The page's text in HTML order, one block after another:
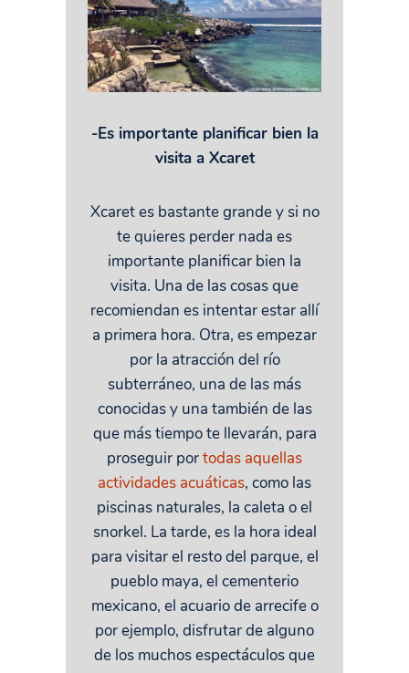
-Es importante planificar bien la
visita a Xcaret
Xcaret es bastante grande y si no
te quieres perder nada es
importante planificar bien la
visita. Una de las cosas que
recomiendan es intentar estar allí
a primera hora. Otra, es empezar
por la atracción del río
subterráneo, una de las más
conocidas y una también de las
que más tiempo te llevarán, para
proseguir portodas aquellas
actividades acuáticas, como las
piscinas naturales, la caleta o el
snorkel. La tarde, es la hora ideal
para visitar el resto del parque, el
pueblo maya, el cementerio
mexicano, el acuario de arrecife o
por ejemplo, disfrutar de alguno
de los muchos espectáculos que